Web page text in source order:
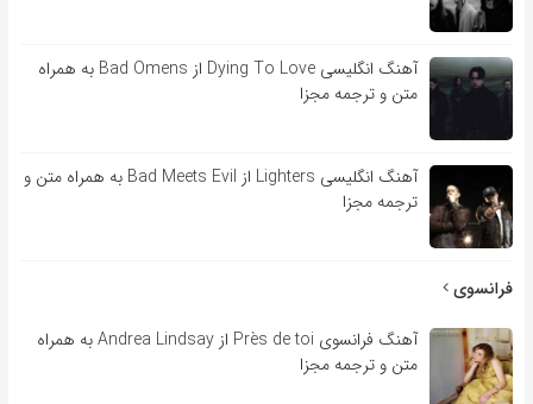
آهنگ انگلیسی Dying To Love از Bad Omens به همراه
متن و ترجمه مجزا
آهنگ انگلیسی Lighters از Bad Meets Evil به همراه متن و
ترجمه مجزا
فرانسوی
آهنگ فرانسوی Près de toi از Andrea Lindsay به همراه
متن و ترجمه مجزا